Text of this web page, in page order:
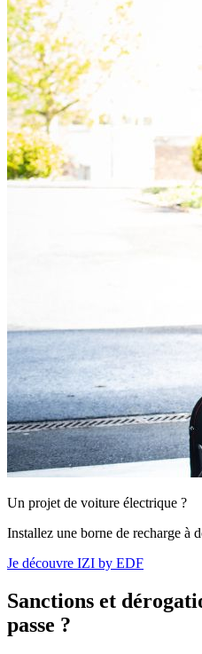
Un projet de voiture électrique ?
Installez une borne de recharge
Je découvre IZI by EDF
Sanctions et
passe ?